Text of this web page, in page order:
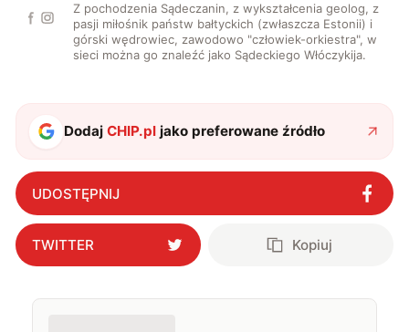
Z pochodzenia Sądeczanin, z wykształcenia geolog, z
pasji miłośnik państw bałtyckich (zwłaszcza Estonii) i
górski wędrowiec, zawodowo "człowiek-orkiestra", w
sieci można go znaleźć jako Sądeckiego Włóczykija.
DodajCHIP.pl jako preferowane źródło
UDOSTĘPNIJ
TWITTER Kopiuj